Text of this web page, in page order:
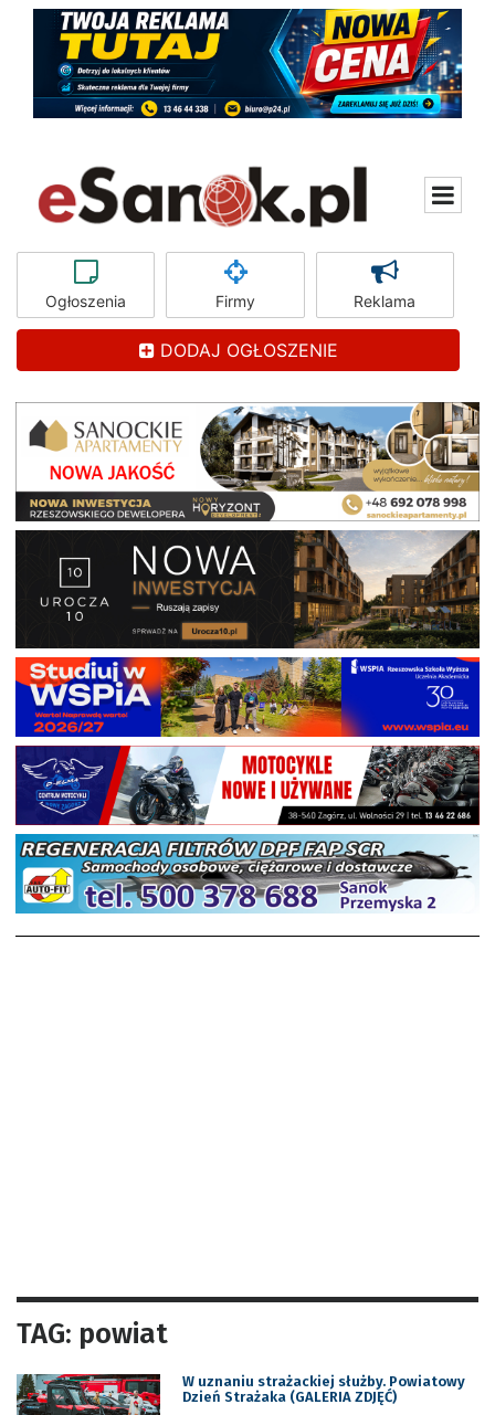
Ogłoszenia Firmy Reklama
DODAJ OGŁOSZENIE
TAG: powiat
W uznaniu strażackiej służby. Powiatowy
Dzień Strażaka (GALERIA ZDJĘĆ)